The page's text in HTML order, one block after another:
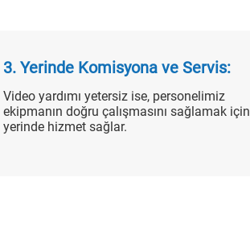
3. Yerinde Komisyona ve Servis:
Video yardımı yetersiz ise, personelimiz
ekipmanın doğru çalışmasını sağlamak için
yerinde hizmet sağlar.